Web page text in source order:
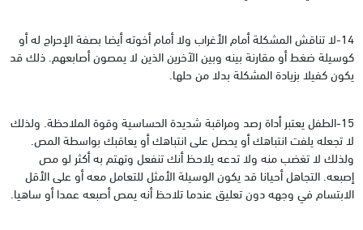
14-لا تناقش المشكلة أمام الأغراب ولا أمام أخوته أيضا بصفة الإحراج له أو
كوسيلة ضغط أو مقارنة بينه وبين الآخرين الذين لا يمصون أصابعهم. ذلك قد
يكون كفيلا بزيادة المشكلة بدلا من حلها.
15-الطفل يعتبر أداة رصد ومراقبة شديدة الحساسية وقوة الملاحظة. ولذلك
لا تجعله يلفت انتباهك أو يحصل على انتباهك أو يعاقبك بواسطة المص.
ولذلك لا تغضب منه ولا تدعه يلاحظ أنك تنفعل وتهتم به أكثر لو مص
إصبعه. التجاهل أحيانا قد يكون الوسيلة الأمثل للتعامل معه أو على الأقل
الابتسام في وجهه دون تعليق عندما تلاحظ أنه يمص أصبعه عمدا أو ساهيا.